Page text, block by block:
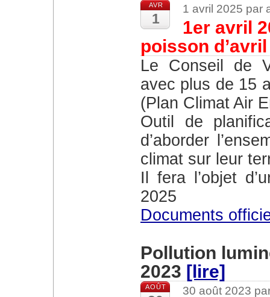
AVR
1
1 avril 2025
1er avril
poisson
Le Conseil de Versailles Grand Parc, a adopté
avec plus de 15
(Plan Climat Air
Outil de
d’aborder
climat sur leur
Il fera l’objet
2025
Documents
Pollution
2023 [lire]
AOÛT 30 août 2023